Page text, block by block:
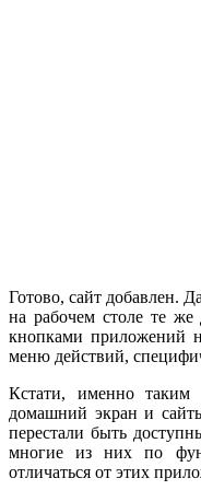
Готово, сайт добавлен.
на рабочем столе те
кнопками приложений
меню действий,
Кстати, именно
домашний экран и
перестали быть
многие из них по
отличаться от этих